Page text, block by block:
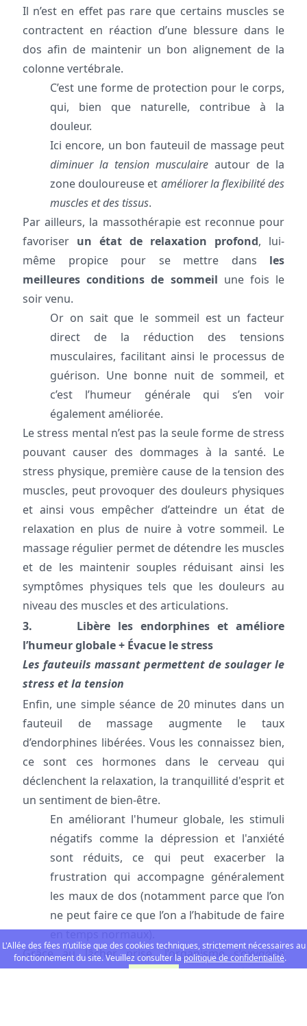
Il n’est en effet pas rare que certains muscles se
contractent en réaction d’une blessure dans le
dos afin de maintenir un bon alignement de la
colonne vertébrale.
C’est une forme de protection pour le corps,
qui, bien que naturelle, contribue à la
douleur.
Ici encore, un bon fauteuil de massage peut
diminuer la tension musculaire autour de la
zone douloureuse et améliorer la flexibilité des
muscles et des tissus.
Par ailleurs, la massothérapie est reconnue pour
favoriser un état de relaxation profond, lui-
même propice pour se mettre dans les
meilleures conditions de sommeil une fois le
soir venu.
Or on sait que le sommeil est un facteur
direct de la réduction des tensions
musculaires, facilitant ainsi le processus de
guérison. Une bonne nuit de sommeil, et
c’est l’humeur générale qui s’en voir
également améliorée.
Le stress mental n’est pas la seule forme de stress
pouvant causer des dommages à la santé. Le
stress physique, première cause de la tension des
muscles, peut provoquer des douleurs physiques
et ainsi vous empêcher d’atteindre un état de
relaxation en plus de nuire à votre sommeil. Le
massage régulier permet de détendre les muscles
et de les maintenir souples réduisant ainsi les
symptômes physiques tels que les douleurs au
niveau des muscles et des articulations.
3. Libère les endorphines et améliore
l’humeur globale + Évacue le stress
Les fauteuils massant permettent de soulager le
stress et la tension
Enfin, une simple séance de 20 minutes dans un
fauteuil de massage augmente le taux
d’endorphines libérées. Vous les connaissez bien,
ce sont ces hormones dans le cerveau qui
déclenchent la relaxation, la tranquillité d'esprit et
un sentiment de bien-être.
En améliorant l'humeur globale, les stimuli
négatifs comme la dépression et l'anxiété
sont réduits, ce qui peut exacerber la
frustration qui accompagne généralement
les maux de dos (notamment parce que l’on
ne peut faire ce que l’on a l’habitude de faire
en temps normaux).
Grâce au lâcher prise, l’organisme s’oxygène
mieux et les muscles deviennent plus détendus.
L'Allée des fées n’utilise que des cookies techniques, strictement nécessaires au
fonctionnement du site. Veuillez consulter la politique de confidentialité.